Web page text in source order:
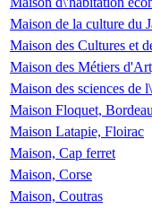
Maison de la culture du
Maison des Cultures et
Maison des Métiers
Maison des sciences de
Maison Floquet,
Maison Latapie, Floirac
Maison, Cap ferret
Maison, Corse
Maison, Coutras